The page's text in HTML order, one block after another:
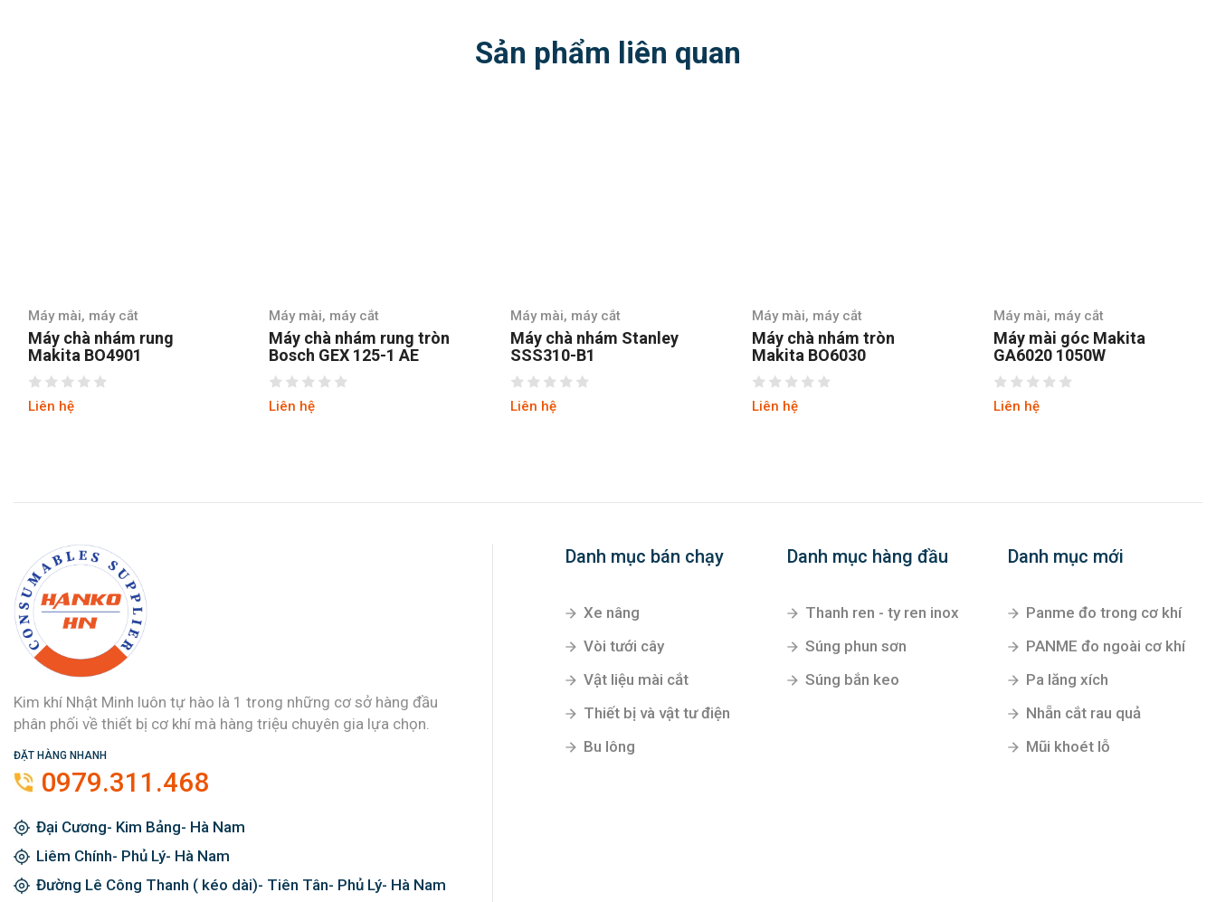
Sản phẩm liên quan
Máy mài, máy cắt
Máy chà nhám rung
Makita BO4901
Liên hệ
Máy mài, máy cắt
Máy chà nhám rung tròn
Bosch GEX 125-1 AE
Liên hệ
Máy mài, máy cắt
Máy chà nhám Stanley
SSS310-B1
Liên hệ
Máy mài, máy cắt
Máy chà nhám tròn
Makita BO6030
Liên hệ
Máy mài, máy cắt
Máy mài góc Makita
GA6020 1050W
Liên hệ
Kim khí Nhật Minh luôn tự hào là 1 trong những cơ sở hàng đầu
phân phối về thiết bị cơ khí mà hàng triệu chuyên gia lựa chọn.
ĐẶT HÀNG NHANH
0979.311.468
Đại Cương- Kim Bảng- Hà Nam
Liêm Chính- Phủ Lý- Hà Nam
Đường Lê Công Thanh ( kéo dài)- Tiên Tân- Phủ Lý- Hà Nam
Danh mục bán chạy
Xe nâng
Vòi tưới cây
Vật liệu mài cắt
Thiết bị và vật tư điện
Bu lông
Danh mục hàng đầu
Thanh ren - ty ren inox
Súng phun sơn
Súng bắn keo
Danh mục mới
Panme đo trong cơ khí
PANME đo ngoài cơ khí
Pa lăng xích
Nhẵn cắt rau quả
Mũi khoét lỗ